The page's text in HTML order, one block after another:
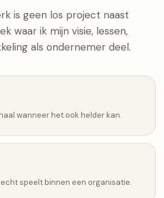
is geen los project naast
waar ik mijn visie, lessen,
als ondernemer deel.
wanneer het ook helder kan.
speelt binnen een organisatie.